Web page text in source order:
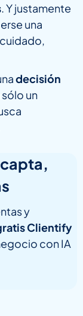
. Y justamente
una
decisión
un
y
Clientify
con IA